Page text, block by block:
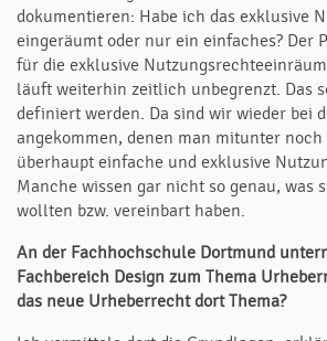
dokumentieren: Habe ich das exklusive
eingeräumt oder nur ein einfaches? Der
für die exklusive
läuft weiterhin zeitlich unbegrenzt. Das
definiert werden. Da sind wir wieder bei
angekommen, denen man mitunter
überhaupt einfache und exklusive
Manche wissen gar nicht so genau, was
wollten bzw. vereinbart haben.
An der Fachhochschule Dortmund
Fachbereich Design zum Thema
das neue Urheberrecht dort Thema?